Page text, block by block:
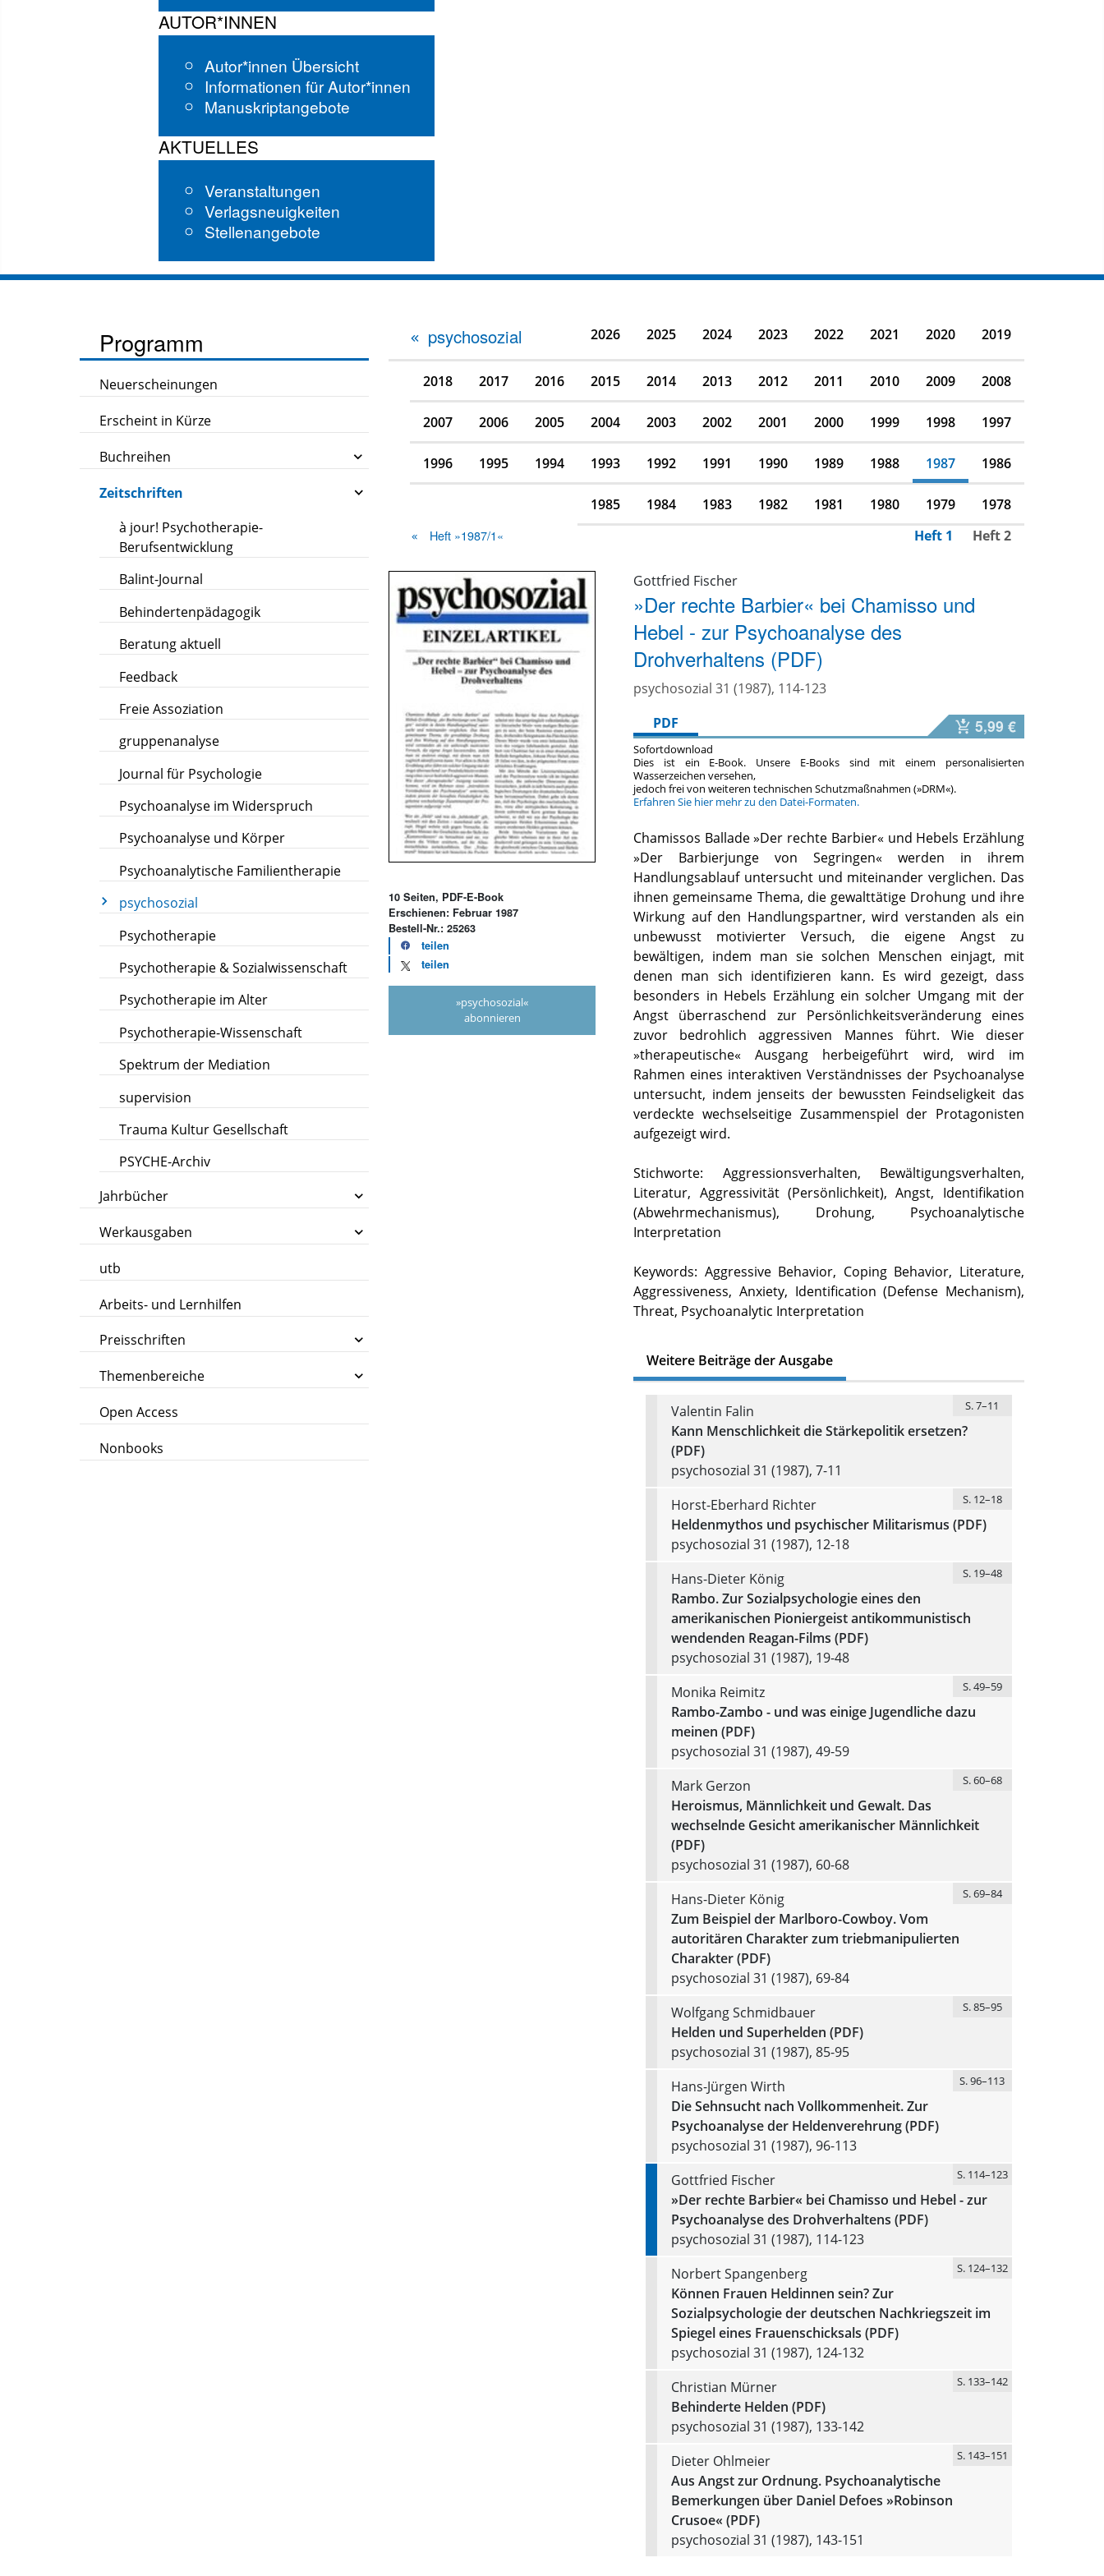
AUTOR*INNEN
Autor*innen Übersicht
Informationen für Autor*innen
Manuskriptangebote
AKTUELLES
Veranstaltungen
Verlagsneuigkeiten
Stellenangebote
Programm
Neuerscheinungen
Erscheint in Kürze
Buchreihen
Zeitschriften
à jour! Psychotherapie-
Berufsentwicklung
Balint-Journal
Behindertenpädagogik
Beratung aktuell
Feedback
Freie Assoziation
gruppenanalyse
Journal für Psychologie
Psychoanalyse im Widerspruch
Psychoanalyse und Körper
Psychoanalytische Familientherapie
psychosozial
Psychotherapie
Psychotherapie & Sozialwissenschaft
Psychotherapie im Alter
Psychotherapie-Wissenschaft
Spektrum der Mediation
supervision
Trauma Kultur Gesellschaft
PSYCHE-Archiv
Jahrbücher
Werkausgaben
utb
Arbeits- und Lernhilfen
Preisschriften
Themenbereiche
Open Access
Nonbooks
psychosozial 2026 2025 2024 2023 2022 2021 2020 2019
2018 2017 2016 2015 2014 2013 2012 2011 2010 2009 2008
2007 2006 2005 2004 2003 2002 2001 2000 1999 1998 1997
1996 1995 1994 1993 1992 1991 1990 1989 1988 1987 1986
1985 1984 1983 1982 1981 1980 1979 1978
Heft »1987/1« Heft 1 Heft 2
10 Seiten, PDF-E-Book
Erschienen: Februar 1987
Bestell-Nr.: 25263
teilen
teilen
»psychosozial«
abonnieren
Gottfried Fischer
»Der rechte Barbier« bei Chamisso und
Hebel - zur Psychoanalyse des
Drohverhaltens (PDF)
psychosozial 31 (1987), 114-123
PDF
5,99 €
Sofortdownload
Dies ist ein E-Book. Unsere E-Books sind mit einem personalisierten
Wasserzeichen versehen,
jedoch frei von weiteren technischen Schutzmaßnahmen (»DRM«).
Erfahren Sie hier mehr zu den Datei-Formaten.
Chamissos Ballade »Der rechte Barbier« und Hebels Erzählung
»Der Barbierjunge von Segringen« werden in ihrem
Handlungsablauf untersucht und miteinander verglichen. Das
ihnen gemeinsame Thema, die gewalttätige Drohung und ihre
Wirkung auf den Handlungspartner, wird verstanden als ein
unbewusst motivierter Versuch, die eigene Angst zu
bewältigen, indem man sie solchen Menschen einjagt, mit
denen man sich identifizieren kann. Es wird gezeigt, dass
besonders in Hebels Erzählung ein solcher Umgang mit der
Angst überraschend zur Persönlichkeitsveränderung eines
zuvor bedrohlich aggressiven Mannes führt. Wie dieser
»therapeutische« Ausgang herbeigeführt wird, wird im
Rahmen eines interaktiven Verständnisses der Psychoanalyse
untersucht, indem jenseits der bewussten Feindseligkeit das
verdeckte wechselseitige Zusammenspiel der Protagonisten
aufgezeigt wird.
Stichworte: Aggressionsverhalten, Bewältigungsverhalten,
Literatur, Aggressivität (Persönlichkeit), Angst, Identifikation
(Abwehrmechanismus), Drohung, Psychoanalytische
Interpretation
Keywords: Aggressive Behavior, Coping Behavior, Literature,
Aggressiveness, Anxiety, Identification (Defense Mechanism),
Threat, Psychoanalytic Interpretation
Weitere Beiträge der Ausgabe
Valentin Falin S. 7–11
Kann Menschlichkeit die Stärkepolitik ersetzen?
(PDF)
psychosozial 31 (1987), 7-11
Horst-Eberhard Richter
S. 12–18
Heldenmythos und psychischer Militarismus (PDF)
psychosozial 31 (1987), 12-18
Hans-Dieter König
S. 19–48
Rambo. Zur Sozialpsychologie eines den
amerikanischen Pioniergeist antikommunistisch
wendenden Reagan-Films (PDF)
psychosozial 31 (1987), 19-48
Monika Reimitz
S. 49–59
Rambo-Zambo - und was einige Jugendliche dazu
meinen (PDF)
psychosozial 31 (1987), 49-59
Mark Gerzon
S. 60–68
Heroismus, Männlichkeit und Gewalt. Das
wechselnde Gesicht amerikanischer Männlichkeit
(PDF)
psychosozial 31 (1987), 60-68
Hans-Dieter König
S. 69–84
Zum Beispiel der Marlboro-Cowboy. Vom
autoritären Charakter zum triebmanipulierten
Charakter (PDF)
psychosozial 31 (1987), 69-84
Wolfgang Schmidbauer
S. 85–95
Helden und Superhelden (PDF)
psychosozial 31 (1987), 85-95
Hans-Jürgen Wirth
S. 96–113
Die Sehnsucht nach Vollkommenheit. Zur
Psychoanalyse der Heldenverehrung (PDF)
psychosozial 31 (1987), 96-113
Gottfried Fischer
S. 114–123
»Der rechte Barbier« bei Chamisso und Hebel - zur
Psychoanalyse des Drohverhaltens (PDF)
psychosozial 31 (1987), 114-123
Norbert Spangenberg
S. 124–132
Können Frauen Heldinnen sein? Zur
Sozialpsychologie der deutschen Nachkriegszeit im
Spiegel eines Frauenschicksals (PDF)
psychosozial 31 (1987), 124-132
Christian Mürner
S. 133–142
Behinderte Helden (PDF)
psychosozial 31 (1987), 133-142
Dieter Ohlmeier
S. 143–151
Aus Angst zur Ordnung. Psychoanalytische
Bemerkungen über Daniel Defoes »Robinson
Crusoe« (PDF)
psychosozial 31 (1987), 143-151